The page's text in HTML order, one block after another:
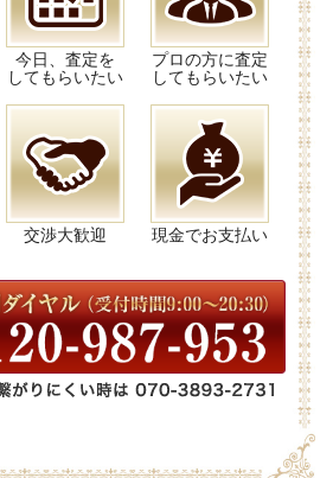
今日、査定を
してもらいたい
プロの方に査定
してもらいたい
交渉大歓迎 現金でお支払い